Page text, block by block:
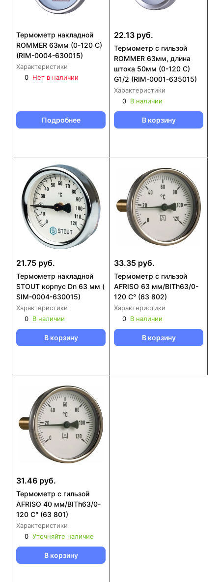
Термометр накладной
ROMMER 63мм (0-120 С)
(RIM-0004-630015)
Характеристики
0 Нет в наличии
Подробнее
22.13 руб.
Термометр с гильзой
ROMMER 63мм, длина
штока 50мм (0-120 С)
G1/2 (RIM-0001-635015)
Характеристики
0 В наличии
В корзину
21.75 руб.
Термометр накладной
STOUT корпус Dn 63 мм (
SIM-0004-630015)
Характеристики
0 В наличии
В корзину
33.35 руб.
Термометр с гильзой
AFRISO 63 мм/BITh63/0-
120 С° (63 802)
Характеристики
0 В наличии
В корзину
31.46 руб.
Термометр с гильзой
AFRISO 40 мм/BITh63/0-
120 С° (63 801)
Характеристики
0 Уточняйте наличие
В корзину